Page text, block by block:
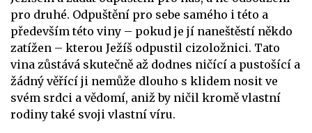
pro druhé. Odpuštění pro sebe samého i této a
především této viny – pokud je jí naneštěstí někdo
zatížen – kterou Ježíš odpustil cizoložnici. Tato
vina zůstává skutečně až dodnes ničící a pustošící a
žádný věřící ji nemůže dlouho s klidem nosit ve
svém srdci a vědomí, aniž by ničil kromě vlastní
rodiny také svoji vlastní víru.